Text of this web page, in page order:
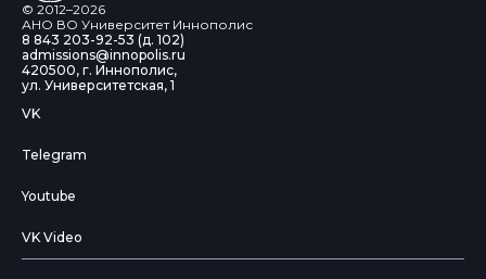
© 2012–2026
АНО ВО Университет Иннополис
8 843 203-92-53 (д. 102)
admissions@innopolis.ru
420500, г. Иннополис,
ул. Университетская, 1
VK
Telegram
Youtube
VK Video